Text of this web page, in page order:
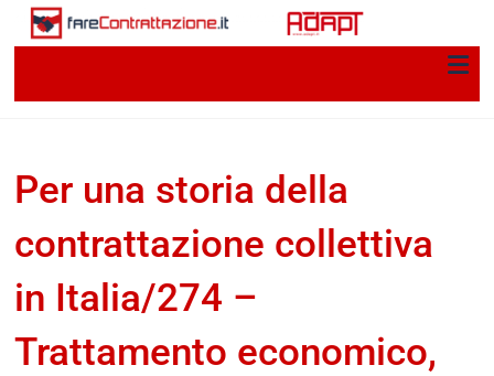
Per una storia della
contrattazione collettiva
in Italia/274 –
Trattamento economico,